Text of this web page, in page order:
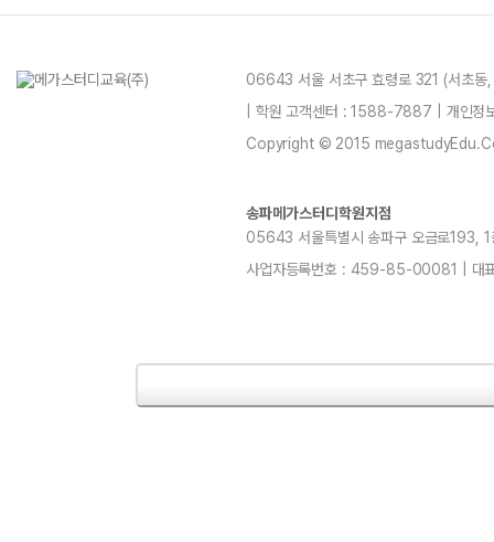
06643 서울 서초구 효령로 321 (서초
| 학원 고객센터 : 1588-7887 | 개인
Copyright © 2015
송파메가스터디학원지점
05643 서울특별시 송파구 오금로
사업자등록번호 : 459-85-00081 | 대